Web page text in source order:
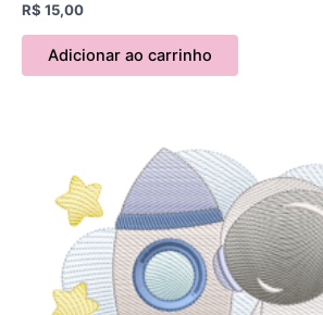
R$ 15,00
Adicionar ao carrinho